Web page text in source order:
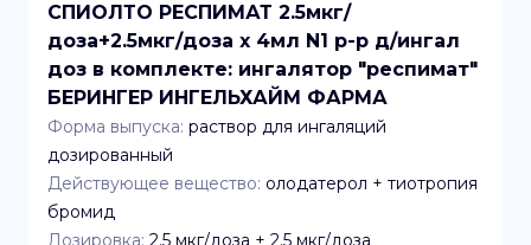
СПИОЛТО РЕСПИМАТ 2.5мкг/
доза+2.5мкг/доза x 4мл N1 р-р д/ингал
доз в комплекте: ингалятор "респимат"
БЕРИНГЕР ИНГЕЛЬХАЙМ ФАРМА
Форма выпуска: раствор для ингаляций
дозированный
Действующее вещество: олодатерол + тиотропия
бромид
Дозировка: 2.5 мкг/доза + 2.5 мкг/доза